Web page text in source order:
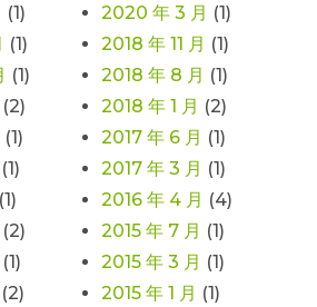
(1) 2020 年 3 月 (1)
(1) 2018 年 11 月 (1)
(1) 2018 年 8 月 (1)
(2) 2018 年 1 月 (2)
(1) 2017 年 6 月 (1)
(1) 2017 年 3 月 (1)
(1) 2016 年 4 月 (4)
(2) 2015 年 7 月 (1)
(1) 2015 年 3 月 (1)
(2) 2015 年 1 月 (1)